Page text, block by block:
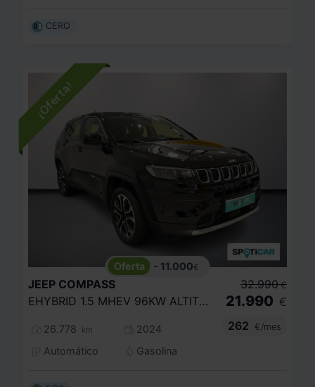
CERO
- 11.000€
JEEP COMPASS
EHYBRID 1.5 MHEV 96KW ALTITUDE DCT
26.778 km
2024
Automático
Gasolina
32.990 €
21.990 €
262
€/mes